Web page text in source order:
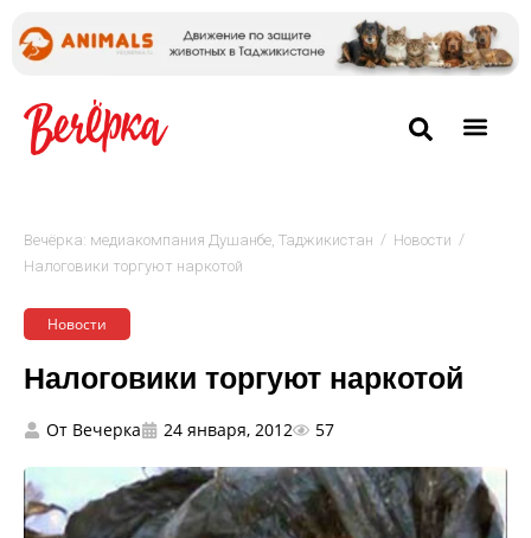
Вечёрка: медиакомпания Душанбе, Таджикистан / Новости /
Налоговики торгуют наркотой
Новости
Налоговики торгуют наркотой
От Вечерка 24 января, 2012 57